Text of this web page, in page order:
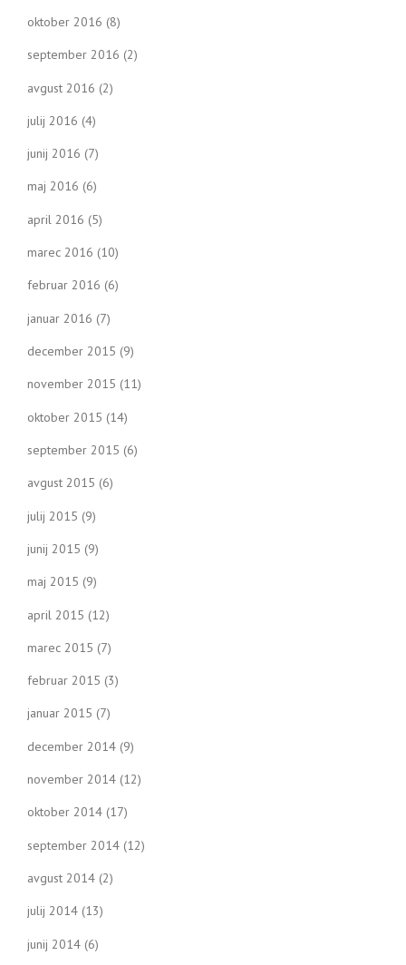
oktober 2016 (8)
september 2016 (2)
avgust 2016 (2)
julij 2016 (4)
junij 2016 (7)
maj 2016 (6)
april 2016 (5)
marec 2016 (10)
februar 2016 (6)
januar 2016 (7)
december 2015 (9)
november 2015 (11)
oktober 2015 (14)
september 2015 (6)
avgust 2015 (6)
julij 2015 (9)
junij 2015 (9)
maj 2015 (9)
april 2015 (12)
marec 2015 (7)
februar 2015 (3)
januar 2015 (7)
december 2014 (9)
november 2014 (12)
oktober 2014 (17)
september 2014 (12)
avgust 2014 (2)
julij 2014 (13)
junij 2014 (6)